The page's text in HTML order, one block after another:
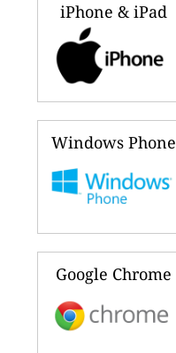
iPhone & iPad
Windows Phone
Google Chrome